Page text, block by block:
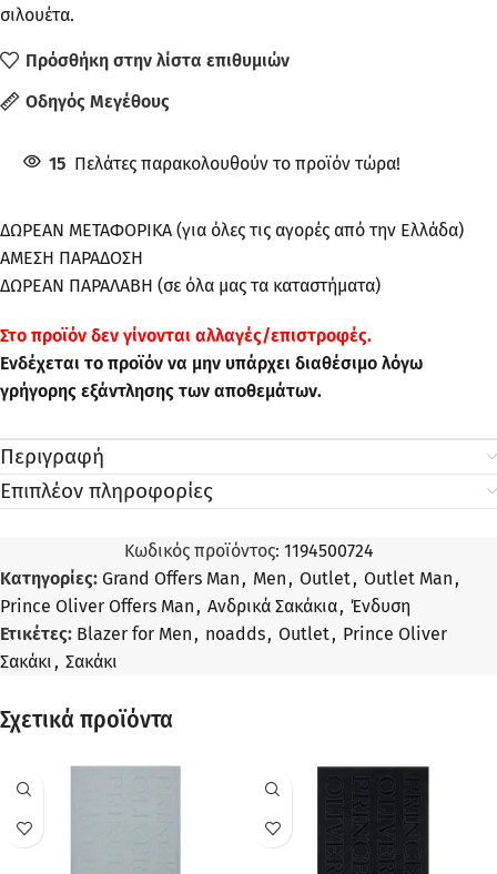
σιλουέτα.
Πρόσθήκη στην λίστα επιθυμιών
Οδηγός Μεγέθους
15 Πελάτες παρακολουθούν το προϊόν τώρα!
ΔΩΡΕΑΝ ΜΕΤΑΦΟΡΙΚΑ (για όλες τις αγορές από την Ελλάδα)
ΑΜΕΣΗ ΠΑΡΑΔΟΣΗ
ΔΩΡΕΑΝ ΠΑΡΑΛΑΒΗ (σε όλα μας τα καταστήματα)
Στo προϊόν δεν γίνονται αλλαγές/επιστροφές.
Ενδέχεται το προϊόν να μην υπάρχει διαθέσιμο λόγω
γρήγορης εξάντλησης των αποθεμάτων.
Περιγραφή
Επιπλέον πληροφορίες
Κωδικός προϊόντος: 1194500724
Κατηγορίες: Grand Offers Man, Men, Outlet, Outlet Man,
Prince Oliver Offers Man, Ανδρικά Σακάκια, Ένδυση
Ετικέτες: Blazer for Men, noadds, Outlet, Prince Oliver
Σακάκι, Σακάκι
Σχετικά προϊόντα